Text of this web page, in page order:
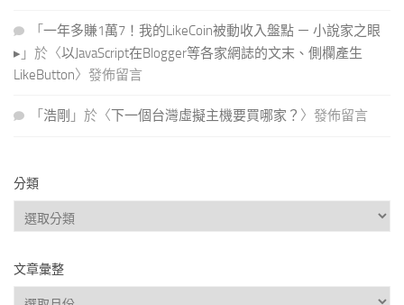
「 一年多賺1萬7！我的LikeCoin被動收入盤點 － 小說家之眼
▸ 」於〈以JavaScript在Blogger等各家網誌的文末、側欄產生
LikeButton〉發佈留言
「 浩剛 」於〈下一個台灣虛擬主機要買哪家？ 〉發佈留言
分類
分
類
文章彙整
文